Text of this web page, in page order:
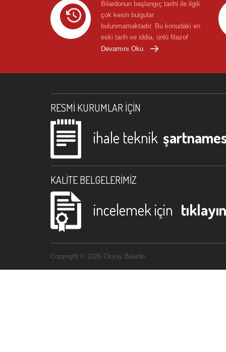
Bilardonun başlangıç tarihi ile ilgili
çok kesin bulgular
bulunmamaktadır. Bu konudaki en
eski tarih ve iddia, ünlü filazof
Anacharsis'in M.Ö. 400'de ...
Devamını Oku
RESMI KURUMLAR İÇIN
ihale teknik
KALITE BELGELERIMIZ
incelemek için
Copyright © 2026 Okyay Bilardo